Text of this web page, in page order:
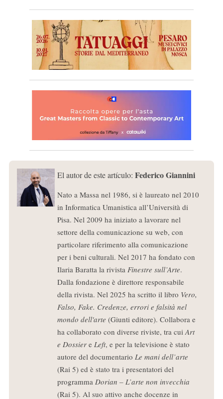
El autor de este artículo: Federico Giannini
Nato a Massa nel 1986, si è laureato nel 2010
in Informatica Umanistica all’Università di
Pisa. Nel 2009 ha iniziato a lavorare nel
settore della comunicazione su web, con
particolare riferimento alla comunicazione
per i beni culturali. Nel 2017 ha fondato con
Ilaria Baratta la rivista Finestre sull’Arte.
Dalla fondazione è direttore responsabile
della rivista. Nel 2025 ha scritto il libro Vero,
Falso, Fake. Credenze, errori e falsità nel
mondo dell'arte (Giunti editore). Collabora e
ha collaborato con diverse riviste, tra cuiArt
e Dossiere Left, e per la televisione è stato
autore del documentario Le mani dell’arte
(Rai 5) ed è stato tra i presentatori del
programma Dorian – L’arte non invecchia
(Rai 5). Al suo attivo anche docenze in